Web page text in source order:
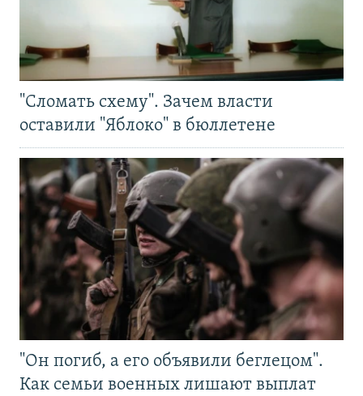
"Сломать схему". Зачем власти
оставили "Яблоко" в бюллетене
"Он погиб, а его объявили беглецом".
Как семьи военных лишают выплат